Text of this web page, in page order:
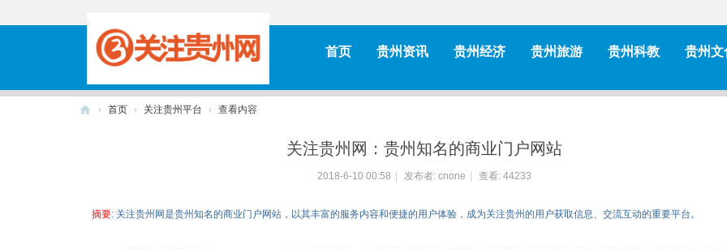
首页 贵州资讯 贵州经济 贵州旅游 贵州科教 贵州文
› 首页 › 关注贵州平台 › 查看内容
关注贵州网：贵州知名的商业门户网站
2018-6-10 00:58 发布者: cnone 查看: 44233
摘要: 关注贵州网是贵州知名的商业门户网站，以其丰富的服务内容和便捷的用户体验，成为关注贵州的用户获取信息、交流互动的重要平台。